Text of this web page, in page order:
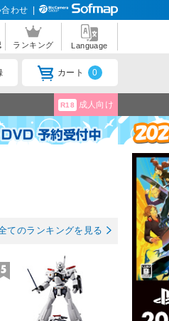
わせ
ランキング Language
カート 0
R18 成人向け
てのランキングを見る